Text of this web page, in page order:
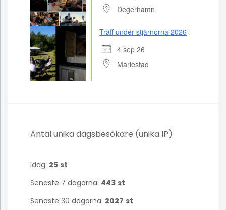
Degerhamn
Träff under stjärnorna 2026
4 sep 26
Mariestad
Antal unika dagsbesökare (unika IP)
Idag: 25 st
Senaste 7 dagarna: 443 st
Senaste 30 dagarna: 2027 st